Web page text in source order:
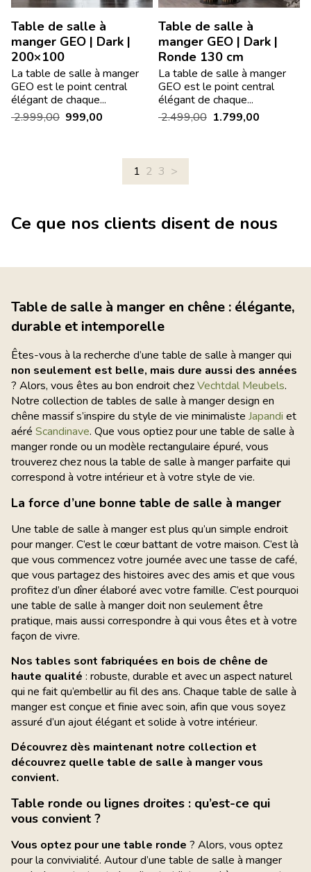
Table de salle à
manger GEO | Dark |
200×100
La table de salle à manger
GEO est le point central
élégant de chaque...
2.999,00 999,00
Table de salle à
manger GEO | Dark |
Ronde 130 cm
La table de salle à manger
GEO est le point central
élégant de chaque...
2.499,00 1.799,00
1 2 3 >
Ce que nos clients disent de nous
Table de salle à manger en chêne : élégante,
durable et intemporelle
Êtes-vous à la recherche d’une table de salle à manger qui
non seulement est belle, mais dure aussi des années
? Alors, vous êtes au bon endroit chezVechtdal Meubels.
Notre collection de tables de salle à manger design en
chêne massif s’inspire du style de vie minimaliste Japandi et
aéré Scandinave. Que vous optiez pour une table de salle à
manger ronde ou un modèle rectangulaire épuré, vous
trouverez chez nous la table de salle à manger parfaite qui
correspond à votre intérieur et à votre style de vie.
La force d’une bonne table de salle à manger
Une table de salle à manger est plus qu’un simple endroit
pour manger. C’est le cœur battant de votre maison. C’est là
que vous commencez votre journée avec une tasse de café,
que vous partagez des histoires avec des amis et que vous
profitez d’un dîner élaboré avec votre famille. C’est pourquoi
une table de salle à manger doit non seulement être
pratique, mais aussi correspondre à qui vous êtes et à votre
façon de vivre.
Nos tables sont fabriquées en bois de chêne de
haute qualité : robuste, durable et avec un aspect naturel
qui ne fait qu’embellir au fil des ans. Chaque table de salle à
manger est conçue et finie avec soin, afin que vous soyez
assuré d’un ajout élégant et solide à votre intérieur.
Découvrez dès maintenant notre collection et
découvrez quelle table de salle à mangervous
convient.
Table ronde ou lignes droites : qu’est-ce qui
vous convient ?
Vous optez pour une table ronde ? Alors, vous optez
pour la convivialité. Autour d’une table de salle à manger